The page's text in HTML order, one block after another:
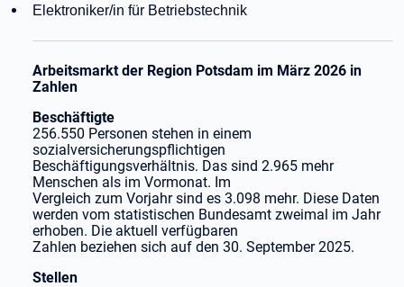
Elektroniker/in für Betriebstechnik
Arbeitsmarkt der Region Potsdam im März 2026 in
Zahlen
Beschäftigte
256.550 Personen stehen in einem
sozialversicherungspflichtigen
Beschäftigungsverhältnis. Das sind 2.965 mehr
Menschen als im Vormonat. Im
Vergleich zum Vorjahr sind es 3.098 mehr. Diese Daten
werden vom statistischen Bundesamt zweimal im Jahr
erhoben. Die aktuell verfügbaren
Zahlen beziehen sich auf den 30. September 2025.
Stellen